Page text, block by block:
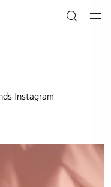
Instagram